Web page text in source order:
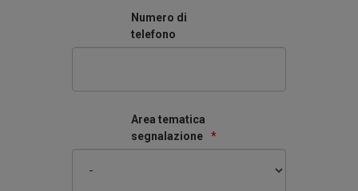
Numero di
telefono
Area tematica
segnalazione
*